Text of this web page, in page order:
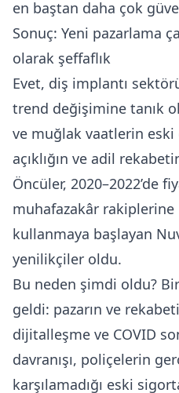
en baştan daha çok
Sonuç: Yeni pazarlama
olarak şeffaflık
Evet, diş implantı
trend değişimine tanık
ve muğlak vaatlerin eski
açıklığın ve adil
Öncüler, 2020–2022’de
muhafazakâr rakiplerine
kullanmaya başlayan
yenilikçiler oldu.
Bu neden şimdi oldu?
geldi: pazarın ve
dijitalleşme ve COVID
davranışı, poliçelerin
karşılamadığı eski